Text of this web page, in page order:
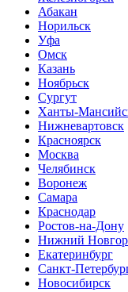
Абакан
Норильск
Уфа
Омск
Казань
Ноябрьск
Сургут
Ханты-
Нижневартовск
Красноярск
Москва
Челябинск
Воронеж
Самара
Краснодар
Ростов-на-Дону
Нижний
Екатеринбург
Санкт-
Новосибирск